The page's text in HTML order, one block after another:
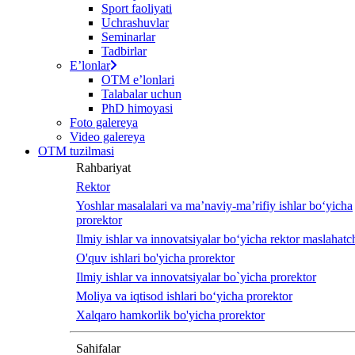
Sport faoliyati
Uchrashuvlar
Seminarlar
Tadbirlar
Eʼlonlar
OTM eʼlonlari
Talabalar uchun
PhD himoyasi
Foto galereya
Video galereya
OTM tuzilmasi
Rahbariyat
Rektor
Yoshlar masalalari va ma’naviy-ma’rifiy ishlar bo‘yicha
prorektor
Ilmiy ishlar va innovatsiyalar bo‘yicha rektor
O'quv ishlari bo'yicha prorektor
Ilmiy ishlar va innovatsiyalar bo`yicha prorektor
Moliya va iqtisod ishlari bo‘yicha prorektor
Xalqaro hamkorlik bo'yicha prorektor
Sahifalar